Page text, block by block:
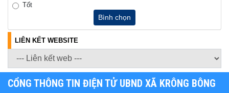
Tốt
Bình chọn
LIÊN KẾT WEBSITE
CỔNG THÔNG TIN ĐIỆN TỬ UBND XÃ KRÔNG BÔNG